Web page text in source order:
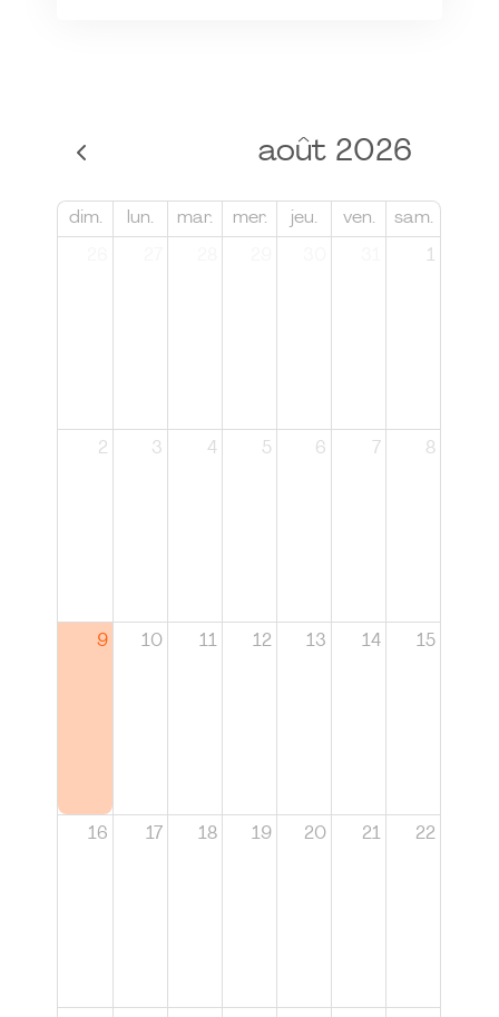
août 2026
dim. lun. mar. mer. jeu. ven. sam.
1
2 3 4 5 6 7 8
9 10 11 12 13 14 15
16 17 18 19 20 21 22